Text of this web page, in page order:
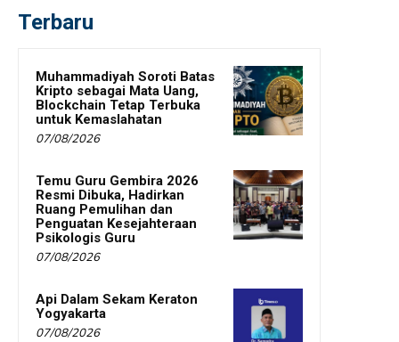
Terbaru
Muhammadiyah Soroti Batas
Kripto sebagai Mata Uang,
Blockchain Tetap Terbuka
untuk Kemaslahatan
07/08/2026
Temu Guru Gembira 2026
Resmi Dibuka, Hadirkan
Ruang Pemulihan dan
Penguatan Kesejahteraan
Psikologis Guru
07/08/2026
Api Dalam Sekam Keraton
Yogyakarta
07/08/2026